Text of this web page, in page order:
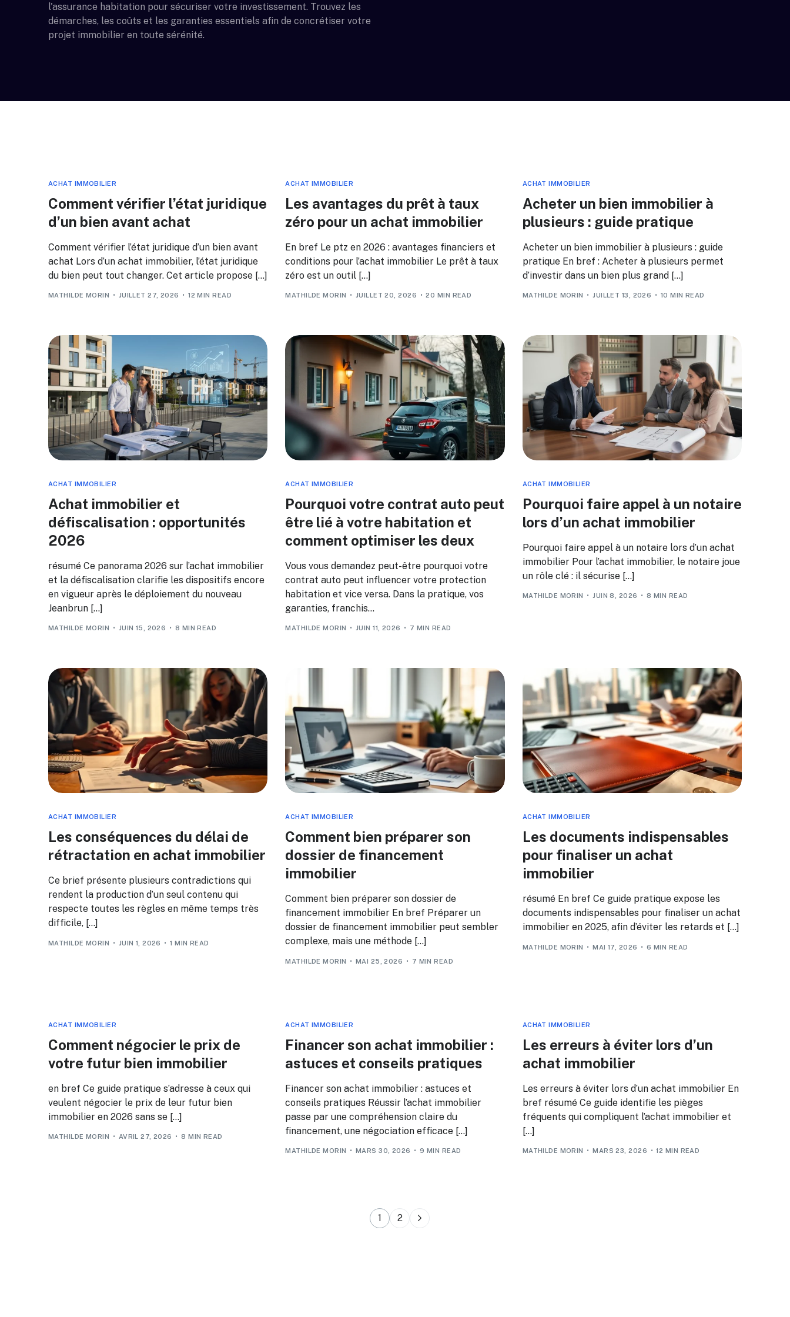
l'assurance habitation pour sécuriser votre investissement. Trouvez les
démarches, les coûts et les garanties essentiels afin de concrétiser votre
projet immobilier en toute sérénité.
ACHAT IMMOBILIER
Comment vérifier l’état juridique
d’un bien avant achat
Comment vérifier l’état juridique d’un bien avant
achat Lors d’un achat immobilier, l’état juridique
du bien peut tout changer. Cet article propose […]
MATHILDE MORIN JUILLET 27, 2026 12 MIN READ
ACHAT IMMOBILIER
Les avantages du prêt à taux
zéro pour un achat immobilier
En bref Le ptz en 2026 : avantages financiers et
conditions pour l’achat immobilier Le prêt à taux
zéro est un outil […]
MATHILDE MORIN JUILLET 20, 2026 20 MIN READ
ACHAT IMMOBILIER
Acheter un bien immobilier à
plusieurs : guide pratique
Acheter un bien immobilier à plusieurs : guide
pratique En bref : Acheter à plusieurs permet
d’investir dans un bien plus grand […]
MATHILDE MORIN JUILLET 13, 2026 10 MIN READ
ACHAT IMMOBILIER
Achat immobilier et
défiscalisation : opportunités
2026
résumé Ce panorama 2026 sur l’achat immobilier
et la défiscalisation clarifie les dispositifs encore
en vigueur après le déploiement du nouveau
Jeanbrun […]
MATHILDE MORIN JUIN 15, 2026 8 MIN READ
ACHAT IMMOBILIER
Pourquoi votre contrat auto peut
être lié à votre habitation et
comment optimiser les deux
Vous vous demandez peut-être pourquoi votre
contrat auto peut influencer votre protection
habitation et vice versa. Dans la pratique, vos
garanties, franchis...
MATHILDE MORIN JUIN 11, 2026 7 MIN READ
ACHAT IMMOBILIER
Pourquoi faire appel à un notaire
lors d’un achat immobilier
Pourquoi faire appel à un notaire lors d’un achat
immobilier Pour l’achat immobilier, le notaire joue
un rôle clé : il sécurise […]
MATHILDE MORIN JUIN 8, 2026 8 MIN READ
ACHAT IMMOBILIER
Les conséquences du délai de
rétractation en achat immobilier
Ce brief présente plusieurs contradictions qui
rendent la production d’un seul contenu qui
respecte toutes les règles en même temps très
difficile, […]
MATHILDE MORIN JUIN 1, 2026 1 MIN READ
ACHAT IMMOBILIER
Comment bien préparer son
dossier de financement
immobilier
Comment bien préparer son dossier de
financement immobilier En bref Préparer un
dossier de financement immobilier peut sembler
complexe, mais une méthode […]
MATHILDE MORIN MAI 25, 2026 7 MIN READ
ACHAT IMMOBILIER
Les documents indispensables
pour finaliser un achat
immobilier
résumé En bref Ce guide pratique expose les
documents indispensables pour finaliser un achat
immobilier en 2025, afin d’éviter les retards et […]
MATHILDE MORIN MAI 17, 2026 6 MIN READ
ACHAT IMMOBILIER
Comment négocier le prix de
votre futur bien immobilier
en bref Ce guide pratique s’adresse à ceux qui
veulent négocier le prix de leur futur bien
immobilier en 2026 sans se […]
MATHILDE MORIN AVRIL 27, 2026 8 MIN READ
ACHAT IMMOBILIER
Financer son achat immobilier :
astuces et conseils pratiques
Financer son achat immobilier : astuces et
conseils pratiques Réussir l’achat immobilier
passe par une compréhension claire du
financement, une négociation efficace […]
MATHILDE MORIN MARS 30, 2026 9 MIN READ
ACHAT IMMOBILIER
Les erreurs à éviter lors d’un
achat immobilier
Les erreurs à éviter lors d’un achat immobilier En
bref résumé Ce guide identifie les pièges
fréquents qui compliquent l’achat immobilier et
[…]
MATHILDE MORIN MARS 23, 2026 12 MIN READ
1 2